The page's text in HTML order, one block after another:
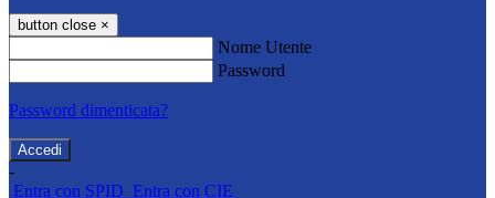
button close ×
Nome Utente
Password
Password dimenticata?
-
Entra con SPID Entra con CIE